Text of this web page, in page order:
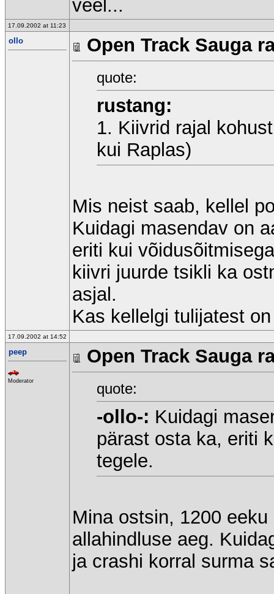
veel...
17.09.2002 at 11:23
ollo Open Track Sauga
quote:
rustang:
1. Kiivrid rajal
kui Raplas)
Mis neist saab, kellel
Kuidagi masendav on
eriti kui
kiivri juurde tsikli ka
asjal.
Kas kellelgi tulijatest
17.09.2002 at 14:52
peep
Moderator
Open Track Sauga
quote:
-ollo-: Kuidagi
pärast osta ka, eriti
tegele.
Mina ostsin, 1200
allahindluse aeg.
ja crashi korral surma